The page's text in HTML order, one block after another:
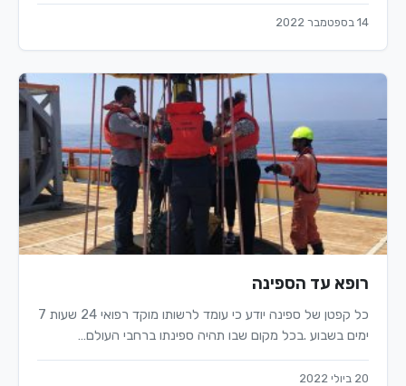
14 בספטמבר 2022
רופא עד הספינה
כל קפטן של ספינה יודע כי עומד לרשותו מוקד רפואי 24 שעות 7
ימים בשבוע .בכל מקום שבו תהיה ספינתו ברחבי העולם…
20 ביולי 2022